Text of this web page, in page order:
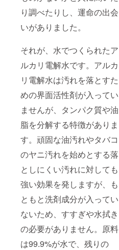
り調べたりし、運命の出会
いがありました。
それが、水でつくられたア
ルカリ電解水です。アルカ
リ電解水は汚れを落とすた
めの界面活性剤が入ってい
ませんが、タンパク質や油
脂を分解する特徴がありま
す。頑固な油汚れやタバコ
のヤニ汚れを始めとする落
としにくい汚れに対しても
強い効果を発しますが、も
ともと洗剤成分が入ってい
ないため、すすぎや水拭き
の必要がありません。原料
は99.9%が水で、残りの